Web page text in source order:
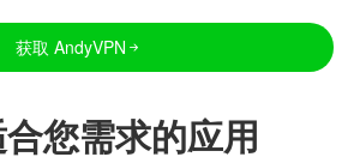
获取 AndyVPN
您需求的应用